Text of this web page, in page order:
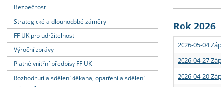
Dozvědět se více Strategie
Podpora
Podat přihlášku Učitelské
Dozvědět se více
Rigorózní
Dozvědět se více
Granty a
Dozvědět se více
Bezpečnost
Strategické a dlouhodobé záměry
FF UK pro udržitelnost
Výroční zprávy
Platné vnitřní předpisy FF UK
Rozhodnutí a sdělení děkana, opatření a sdělení
Rok 2026
2026-05-04
2026-04-27
2026-04-20